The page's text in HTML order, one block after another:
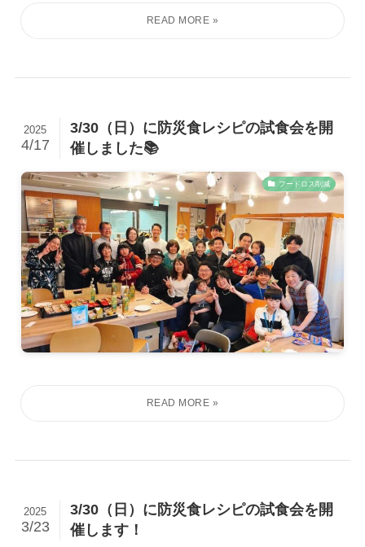
3/30（日）に防災食レシピの試食会を開
催しました📚
2025
4/17
フードロス削減
3/30（日）に防災食レシピの試食会を開
催します！
2025
3/23